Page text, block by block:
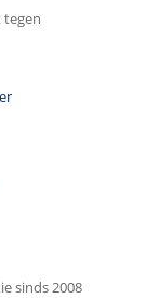
sinds 2008